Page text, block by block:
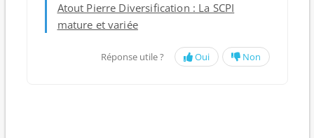
Atout Pierre Diversification : La SCPI
mature et variée
Réponse utile ? Oui Non